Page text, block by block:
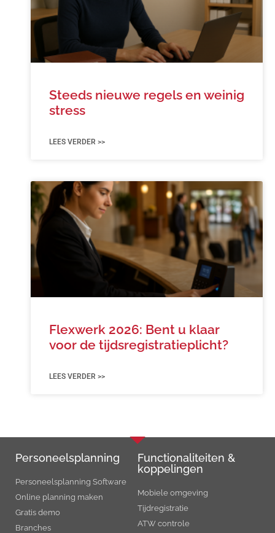
Steeds nieuwe regels en weinig
stress
LEES VERDER >>
Flexwerk 2026: Bent u klaar
voor de tijdsregistratieplicht?
LEES VERDER >>
Personeels­planning
Personeelsplanning Software
Online planning maken
Gratis demo
Branches
Functionaliteiten &
koppelingen
Mobiele omgeving
Tijdregistratie
ATW controle